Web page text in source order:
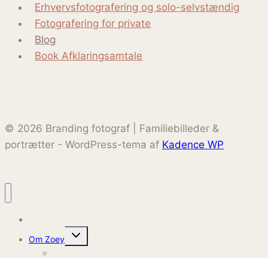
billeder
Erhvervsfotografering og solo-selvstændig
Fotografering for private
Blog
Book Afklaringsamtale
© 2026 Branding fotograf | Familiebilleder &
portrætter - WordPress-tema af Kadence WP
Om Zoey
Skift